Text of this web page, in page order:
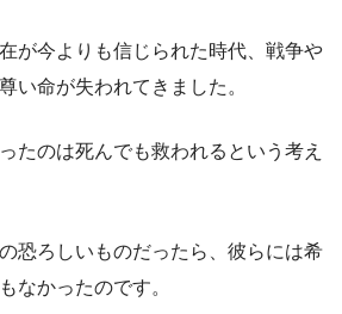
が今よりも信じられた時代、戦争や
い命が失われてきました。
たのは死んでも救われるという考え
恐ろしいものだったら、彼らには希
なかったのです。